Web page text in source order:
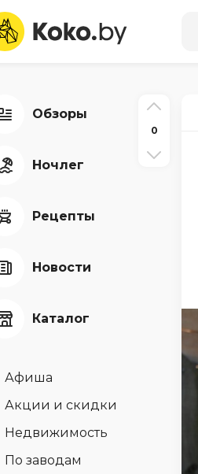
Обзоры
Ночлег
Рецепты
Новости
Каталог
Афиша
Акции и скидки
Недвижимость
По заводам
0